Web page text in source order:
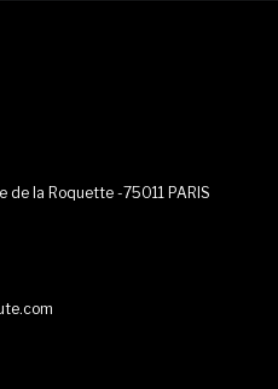
de la Roquette -75011 PARIS